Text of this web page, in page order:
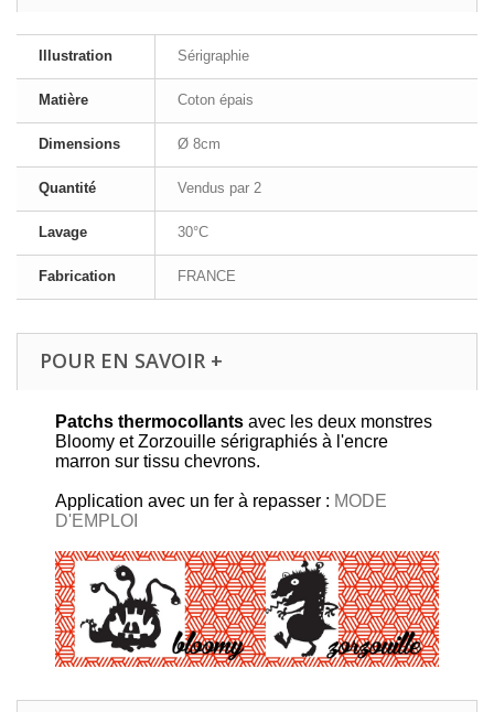
Illustration Sérigraphie
Matière Coton épais
Dimensions Ø 8cm
Quantité Vendus par 2
Lavage 30°C
Fabrication FRANCE
POUR EN SAVOIR +
Patchs thermocollants avec les deux monstres
Bloomy et Zorzouille sérigraphiés à l'encre
marron sur tissu chevrons.
Application avec un fer à repasser : MODE
D'EMPLOI